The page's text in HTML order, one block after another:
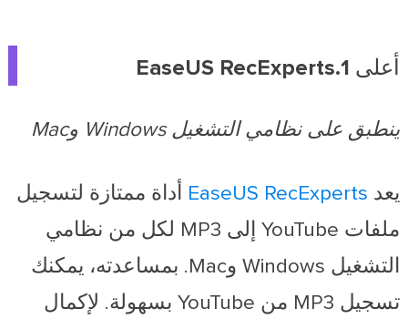
أعلى 1.EaseUS RecExperts
ينطبق على نظامي التشغيل Windows وMac
يعد EaseUS RecExperts أداة ممتازة لتسجيل
ملفات YouTube إلى MP3 لكل من نظامي
التشغيل Windows وMac. بمساعدته، يمكنك
تسجيل MP3 من YouTube بسهولة. لإكمال